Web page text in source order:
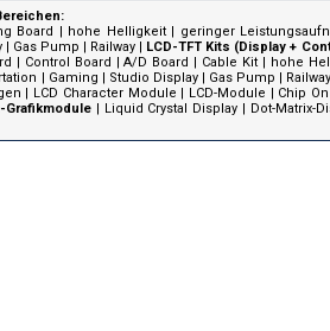
Board | hohe Helligkeit | geringer
| Gas Pump | Railway | LCD-TFT Kits (Display +
| Control Board |A/D Board | Cable Kit| hohe
| Gaming | Studio Display| Gas Pump | Railway
| LCD Character Module | LCD-Module | Chip
Grafikmodule | Liquid Crystal Display | Dot-Matrix-